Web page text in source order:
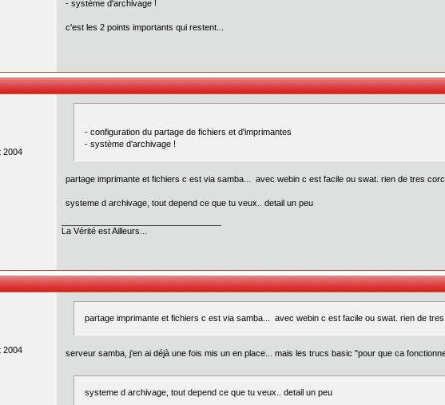
- système d'archivage !
c'est les 2 points importants qui restent...
2004
- configuration du partage de fichiers et d'imprimantes
- système d'archivage !
partage imprimante et fichiers c est via samba... avec webin c est facile ou swat. rien de tres
systeme d archivage, tout depend ce que tu veux.. detail un peu
La Vérité est Ailleurs...
2004
partage imprimante et fichiers c est via samba... avec webin c est facile ou swat. rien de
serveur samba, j'en ai déjà une fois mis un en place... mais les trucs basic "pour que ca
systeme d archivage, tout depend ce que tu veux.. detail un peu